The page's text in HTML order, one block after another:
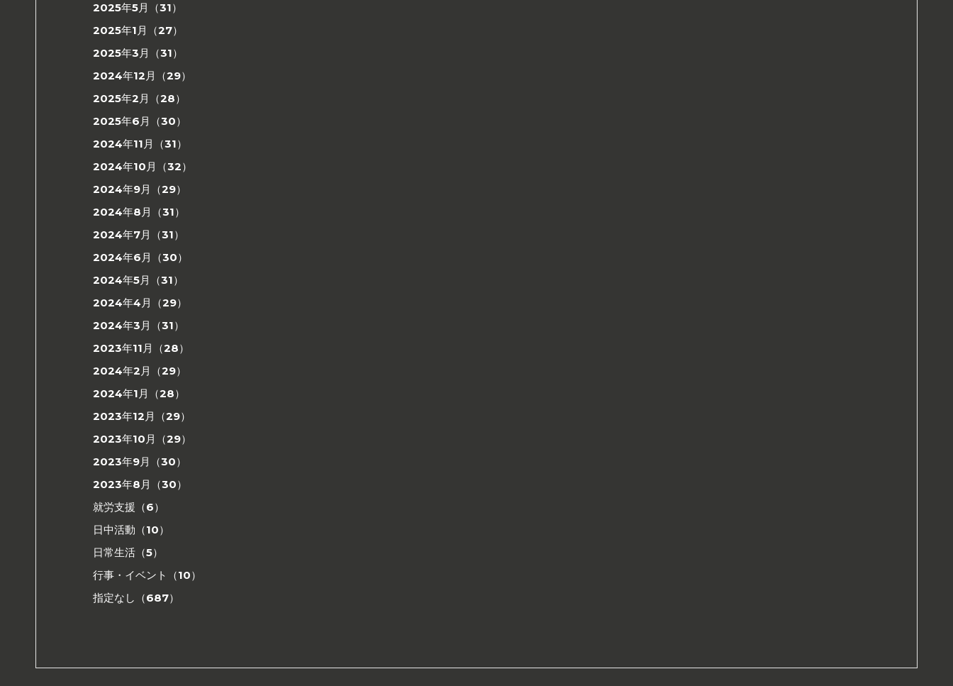
2025年5月（31）
2025年1月（27）
2025年3月（31）
2024年12月（29）
2025年2月（28）
2025年6月（30）
2024年11月（31）
2024年10月（32）
2024年9月（29）
2024年8月（31）
2024年7月（31）
2024年6月（30）
2024年5月（31）
2024年4月（29）
2024年3月（31）
2023年11月（28）
2024年2月（29）
2024年1月（28）
2023年12月（29）
2023年10月（29）
2023年9月（30）
2023年8月（30）
就労支援（6）
日中活動（10）
日常生活（5）
行事・イベント（10）
指定なし（687）